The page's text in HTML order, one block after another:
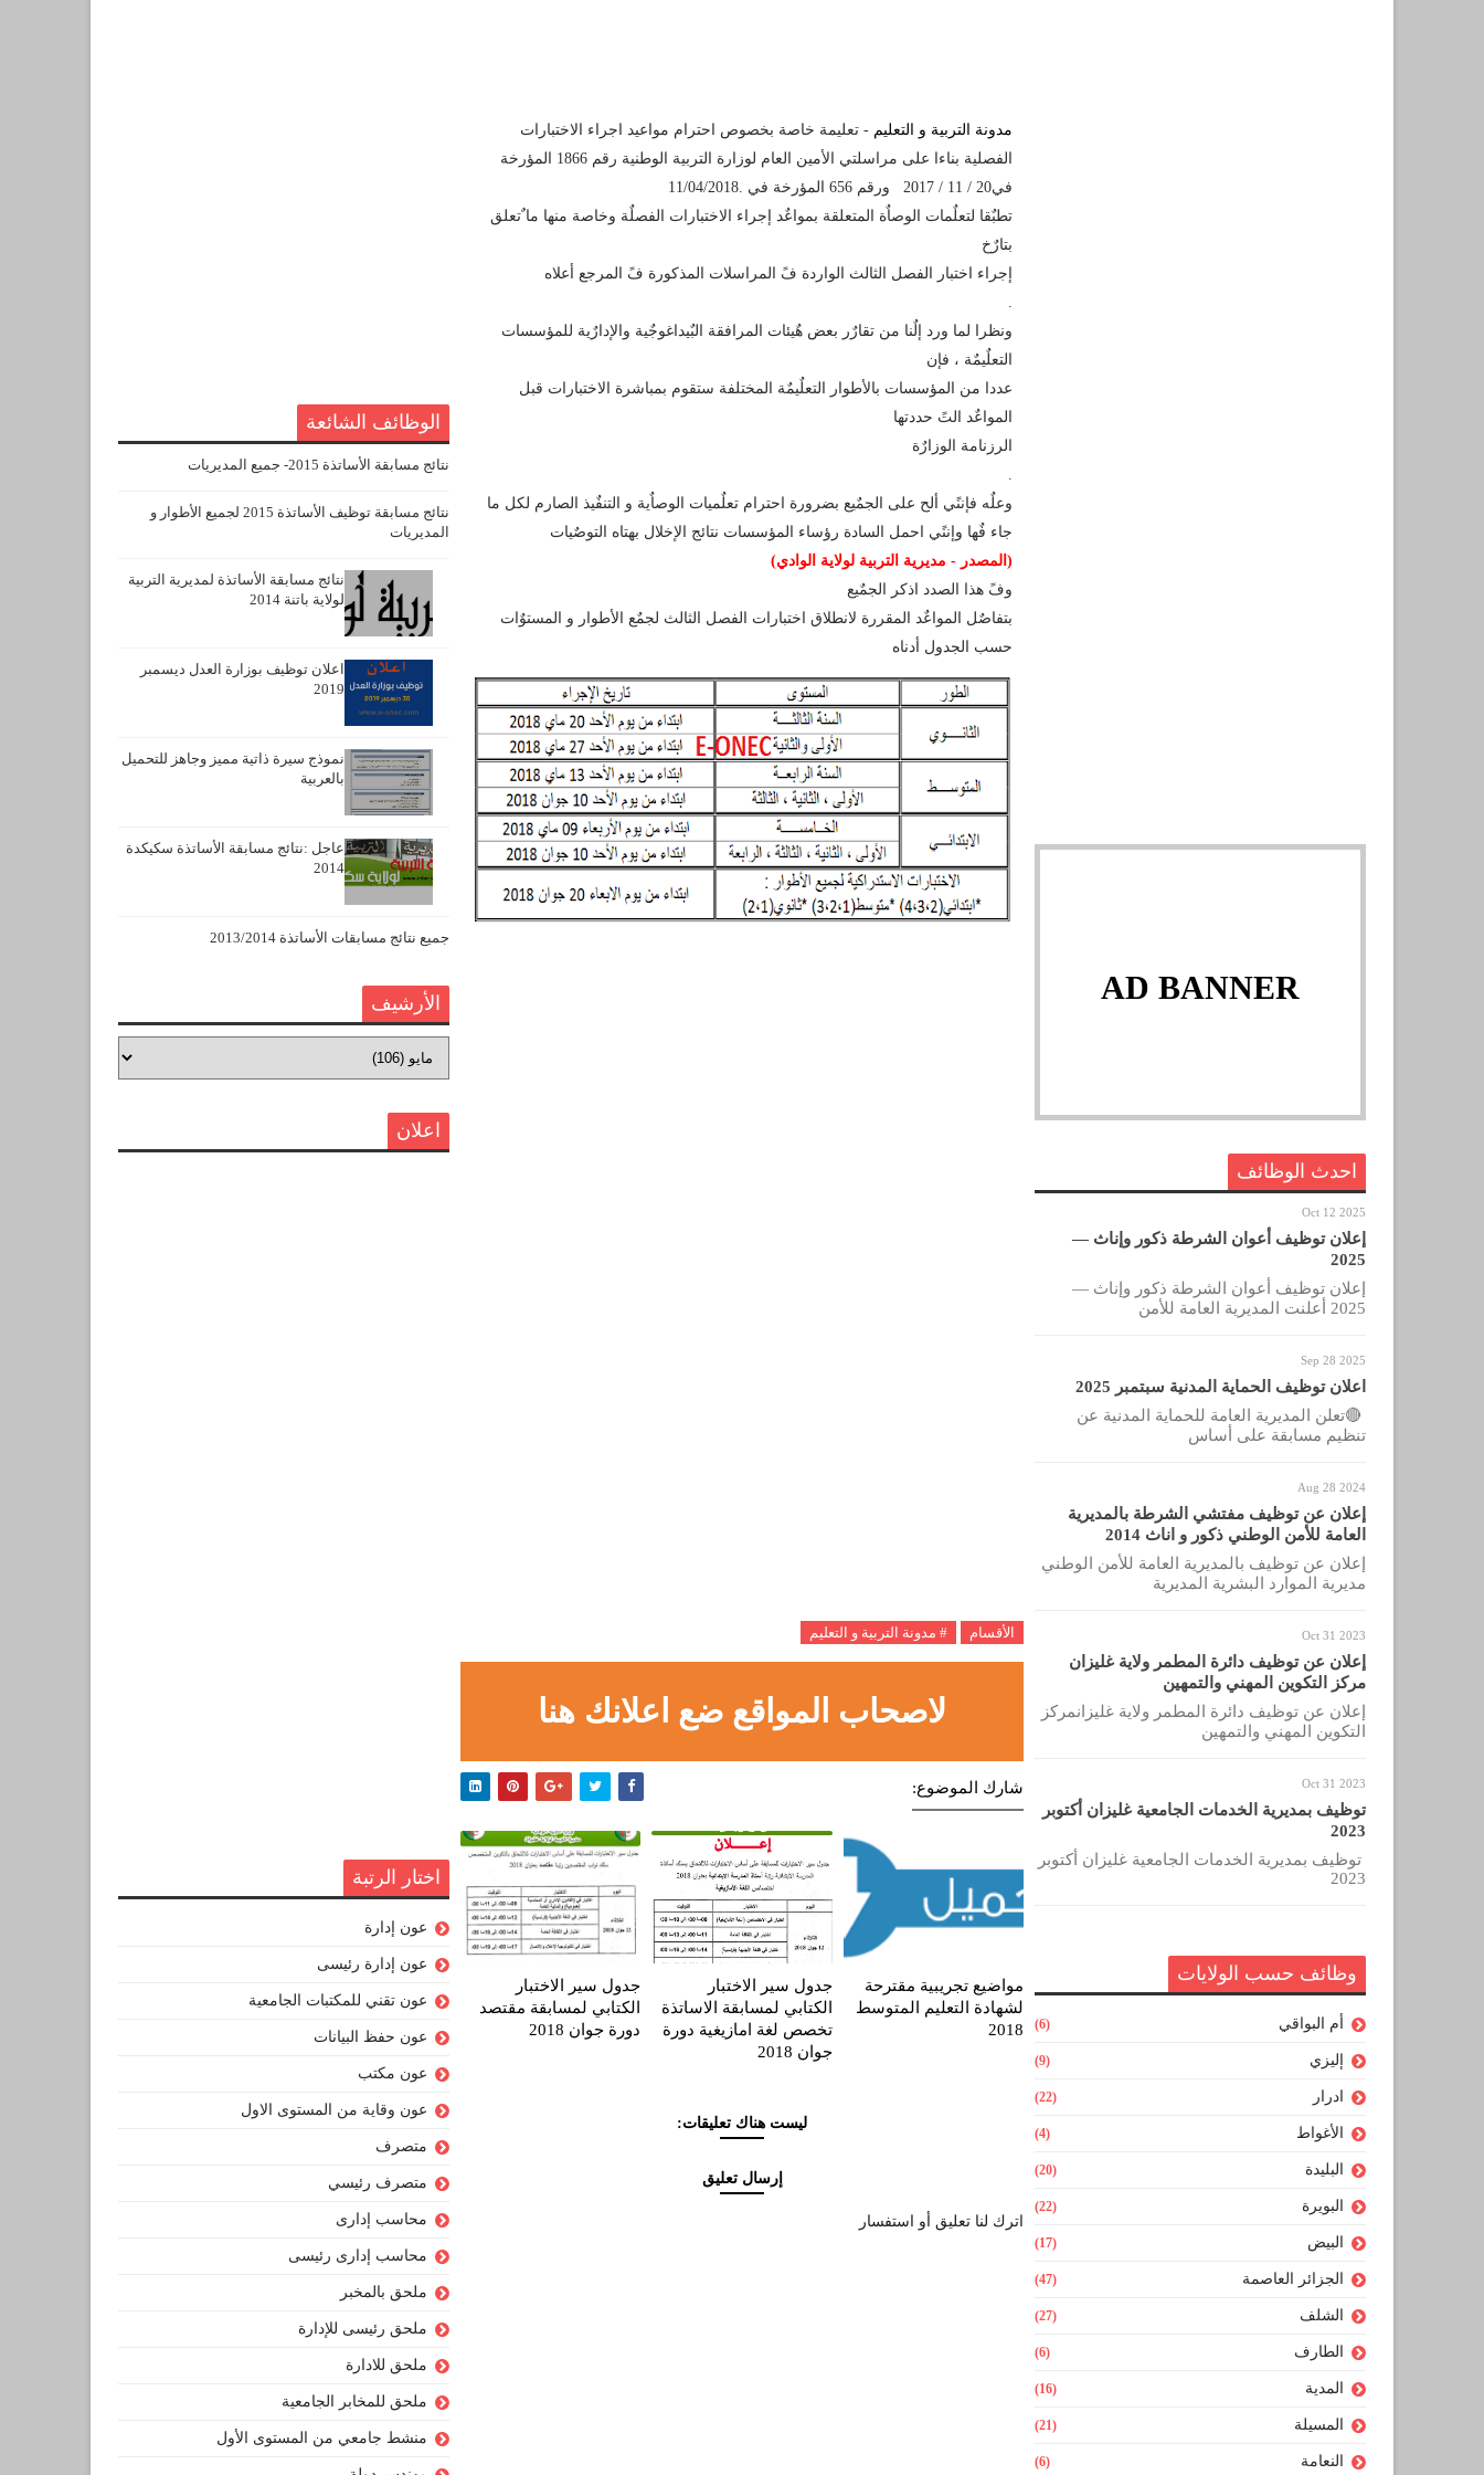
AD BANNER
احدث الوظائف
Oct 12 2025
إعلان توظيف أعوان الشرطة ذكور وإناث —
2025
إعلان توظيف أعوان الشرطة ذكور وإناث —
2025 أعلنت المديرية العامة للأمن
Sep 28 2025
اعلان توظيف الحماية المدنية سبتمبر 2025
🔴تعلن المديرية العامة للحماية المدنية عن
تنظيم مسابقة على أساس
Aug 28 2024
إعلان عن توظيف مفتشي الشرطة بالمديرية
العامة للأمن الوطني ذكور و اناث 2014
إعلان عن توظيف بالمديرية العامة للأمن الوطني
مديرية الموارد البشرية المديرية
Oct 31 2023
إعلان عن توظيف دائرة المطمر ولاية غليزان
مركز التكوين المهني والتمهين
إعلان عن توظيف دائرة المطمر ولاية غليزانمركز
التكوين المهني والتمهين
Oct 31 2023
توظيف بمديرية الخدمات الجامعية غليزان أكتوبر
2023
توظيف بمديرية الخدمات الجامعية غليزان أكتوبر
2023
وظائف حسب الولايات
أم البواقي (6)
إليزي (9)
ادرار (22)
الأغواط (4)
البليدة (20)
البويرة (22)
البيض (17)
الجزائر العاصمة (47)
الشلف (27)
الطارف (6)
المدية (16)
المسيلة (21)
النعامة (6)
مدونة التربية و التعليم - تعليمة خاصة بخصوص احترام مواعيد اجراء الاختبارات
الفصلية بناءا على مراسلتي الأمين العام لوزارة التربية الوطنية رقم 1866 المؤرخة
في20 / 11 / 2017 ورقم 656 المؤرخة في .11/04/2018
تطبٌقا لتعلٌمات الوصاٌة المتعلقة بمواعٌد إجراء الاختبارات الفصلٌة وخاصة منها ما ٌتعلق
بتارٌخ
إجراء اختبار الفصل الثالث الواردة فً المراسلات المذكورة فً المرجع أعلاه
ونظرا لما ورد إلٌنا من تقارٌر بعض هٌيئات المرافقة البٌيداغوجٌية والإدارٌية للمؤسسات
التعلٌيمٌة ، فإن
عددا من المؤسسات بالأطوار التعلٌيمٌة المختلفة ستقوم بمباشرة الاختبارات قبل
المواعٌد التً حددتها
الرزنامة الوزارٌة
وعلٌه فإننًي ألح على الجمٌيع بضرورة احترام تعلٌميات الوصاٌية و التنفٌيذ الصارم لكل ما
جاء فٌها وإننًي احمل السادة رؤساء المؤسسات نتائج الإخلال بهتاه التوصٌيات
(المصدر - مديرية التربية لولاية الوادي)
وفً هذا الصدد اذكر الجمٌيع
بتفاصٌل المواعٌد المقررة لانطلاق اختبارات الفصل الثالث لجمٌع الأطوار و المستوٌات
حسب الجدول أدناه
الأقسام # مدونة التربية و التعليم
لاصحاب المواقع ضع اعلانك هنا
شارك الموضوع:
مواضيع تجريبية مقترحة
لشهادة التعليم المتوسط
2018
جدول سير الاختبار
الكتابي لمسابقة الاساتذة
تخصص لغة امازيغية دورة
جوان 2018
جدول سير الاختبار
الكتابي لمسابقة مقتصد
دورة جوان 2018
ليست هناك تعليقات:
إرسال تعليق
اترك لنا تعليق أو استفسار
الوظائف الشائعة
نتائج مسابقة الأساتذة 2015- جميع المديريات
نتائج مسابقة توظيف الأساتذة 2015 لجميع الأطوار و
المديريات
نتائج مسابقة الأساتذة لمديرية التربية
لولاية باتنة 2014
اعلان توظيف بوزارة العدل ديسمبر
2019
نموذج سيرة ذاتية مميز وجاهز للتحميل
بالعربية
عاجل :نتائج مسابقة الأساتذة سكيكدة
2014
جميع نتائج مسابقات الأساتذة 2013/2014
الأرشيف
اعلان
اختار الرتبة
عون إدارة
عون إدارة رئيسى
عون تقني للمكتبات الجامعية
عون حفظ البيانات
عون مكتب
عون وقاية من المستوى الاول
متصرف
متصرف رئيسي
محاسب إدارى
محاسب إدارى رئيسى
ملحق بالمخبر
ملحق رئيسى للإدارة
ملحق للادارة
ملحق للمخابر الجامعية
منشط جامعي من المستوى الأول